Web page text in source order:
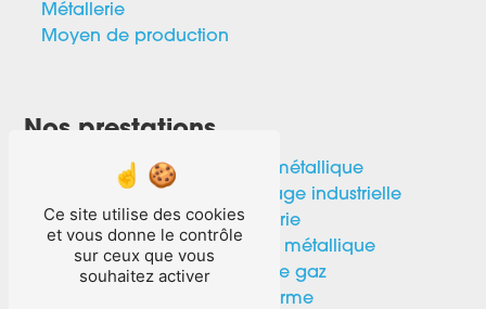
Métallerie
Moyen de production
Nos prestations
Porte métallique
Générateur
Métallerie
Portail métallique
Chauffage industrielle
Tuyauterie
Escalier métallique
Colonne gaz
Aérotherme
Ce site utilise des cookies
et vous donne le contrôle
sur ceux que vous
souhaitez activer